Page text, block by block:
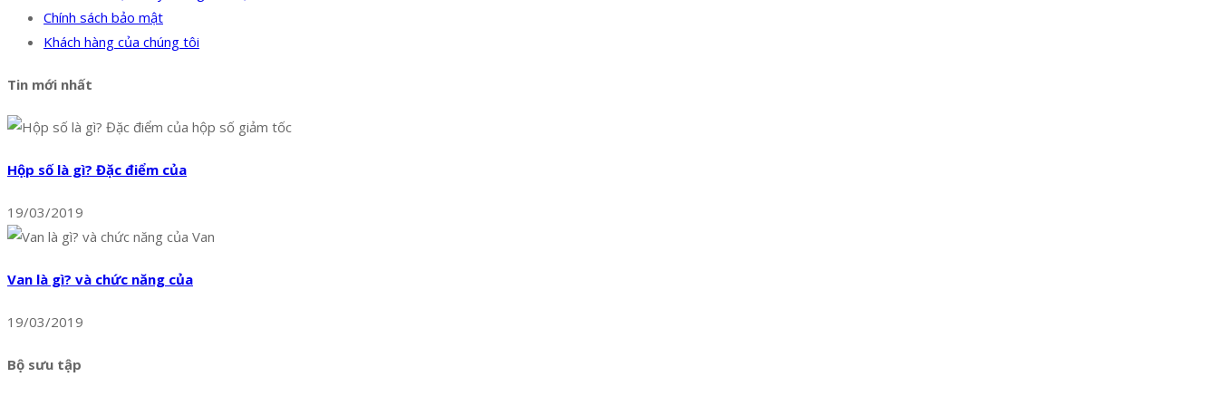
Chính sách bảo mật
Khách hàng của chúng tôi
Tin mới nhất
Hộp số là gì? Đặc điểm của
19/03/2019
Van là gì? và chức năng của
19/03/2019
Bộ sưu tập